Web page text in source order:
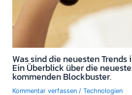
Was sind die neuesten Trends
Ein Überblick über die
kommenden Blockbuster.
Kommentar verfassen / Technologien